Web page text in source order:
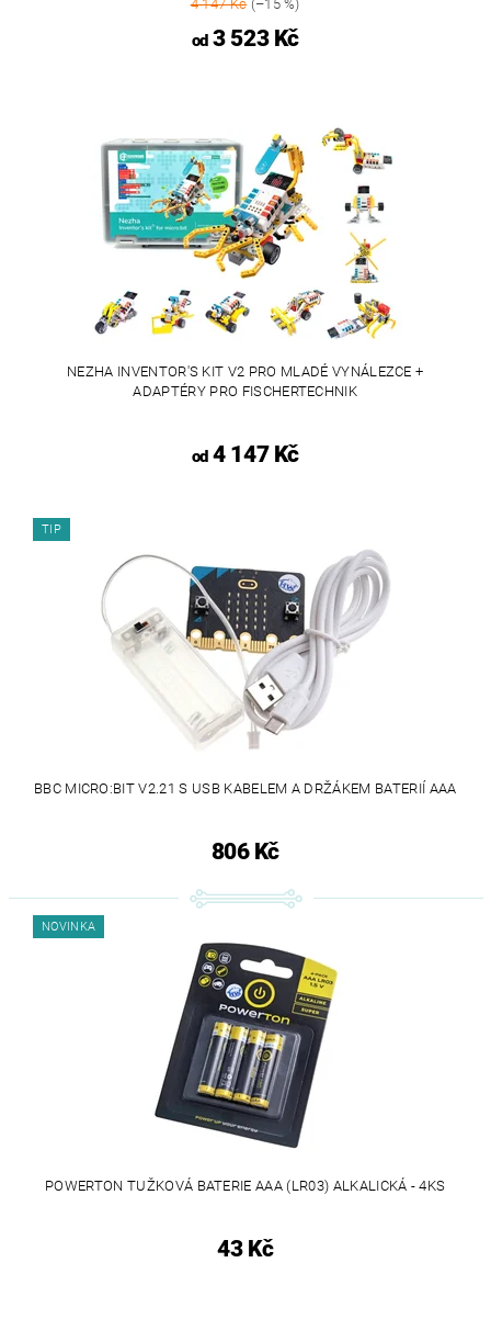
4 147 Kč(–15 %)
od3 523 Kč
NEZHA INVENTOR'S KIT V2 PRO MLADÉ VYNÁLEZCE +
ADAPTÉRY PRO FISCHERTECHNIK
od4 147 Kč
TIP
BBC MICRO:BIT V2.21 S USB KABELEM A DRŽÁKEM BATERIÍ AAA
806 Kč
NOVINKA
POWERTON TUŽKOVÁ BATERIE AAA (LR03) ALKALICKÁ - 4KS
43 Kč